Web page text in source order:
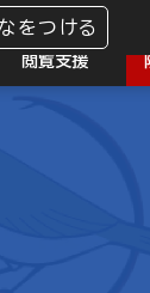
をつける
閲覧支援